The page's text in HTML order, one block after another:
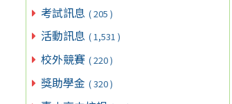
考試訊息 ( 205 )
活動訊息 ( 1,531 )
校外競賽 ( 220 )
獎助學金 ( 320 )